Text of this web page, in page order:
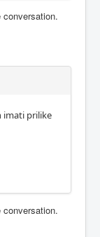
imati prilike